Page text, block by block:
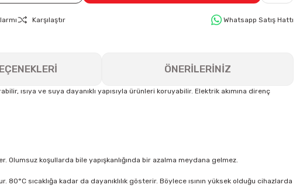
Karşılaştır Whatsapp Satış Hattı
ÖNERİLERİNİZ
ısıya ve suya dayanıklı yapısıyla ürünleri koruyabilir. Elektrik akımına direnç
Olumsuz koşullarda bile yapışkanlığında bir azalma meydana gelmez.
sıcaklığa kadar da dayanıklılık gösterir. Böylece ısının yüksek olduğu cihazlarda